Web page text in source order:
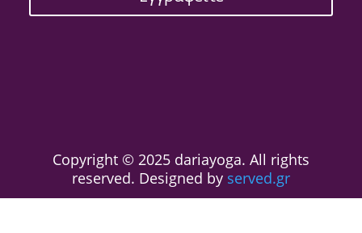
Copyright © 2025 dariayoga. All rights
reserved. Designed by served.gr